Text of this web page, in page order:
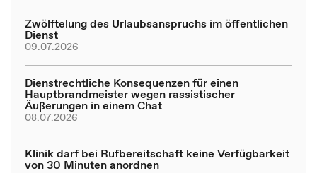
Zwölftelung des Urlaubsanspruchs im öffentlichen
Dienst
09.07.2026
Dienstrechtliche Konsequenzen für einen
Hauptbrandmeister wegen rassistischer
Äußerungen in einem Chat
08.07.2026
Klinik darf bei Rufbereitschaft keine Verfügbarkeit
von 30 Minuten anordnen